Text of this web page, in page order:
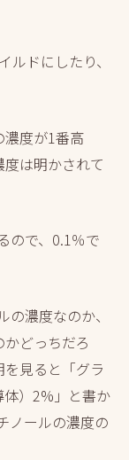
ドにしたり、
濃度が1番高
は明かされて
ので、0.1％で
濃度なのか、
どっちだろ
見ると「グラ
）2%」と書か
ノールの濃度の